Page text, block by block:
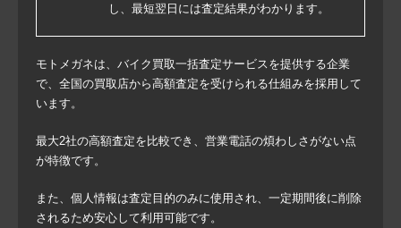
し、最短翌日には査定結果がわかります。
モトメガネは、バイク買取一括査定サービスを提供する企業
で、全国の買取店から高額査定を受けられる仕組みを採用して
います。
最大2社の高額査定を比較でき、営業電話の煩わしさがない点
が特徴です。
また、個人情報は査定目的のみに使用され、一定期間後に削除
されるため安心して利用可能です。